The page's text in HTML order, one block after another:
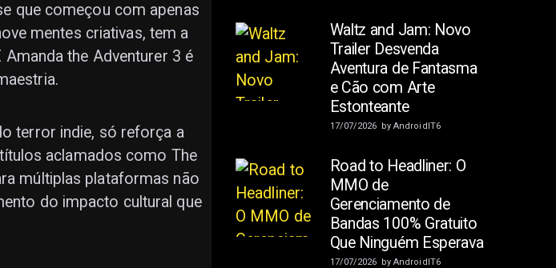
que começou com apenas
mentes criativas, tem a
the Adventurer 3 é
terror indie, só reforça a
aclamados como The
múltiplas plataformas não
do impacto cultural que
Waltz and Jam: Novo
Trailer Desvenda
Aventura de Fantasma
e Cão com Arte
Estonteante
17/07/2026 by AndroidIT6
Road to Headliner: O
MMO de
Gerenciamento de
Bandas 100% Gratuito
Que Ninguém Esperava
17/07/2026 by AndroidIT6